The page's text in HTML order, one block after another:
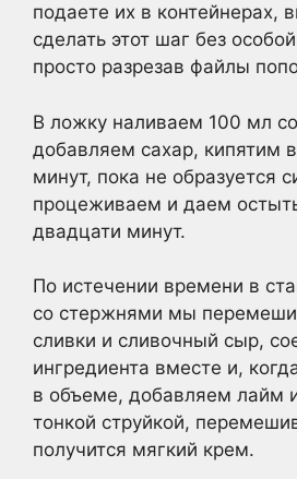
подаете их в контейнерах,
сделать этот шаг без
просто разрезав файлы
В ложку наливаем 100 мл
добавляем сахар, кипятим
минут, пока не образуется
процеживаем и даем
двадцати минут.
По истечении времени в
со стержнями мы
сливки и сливочный сыр,
ингредиента вместе и,
в объеме, добавляем лайм
тонкой струйкой,
получится мягкий крем.